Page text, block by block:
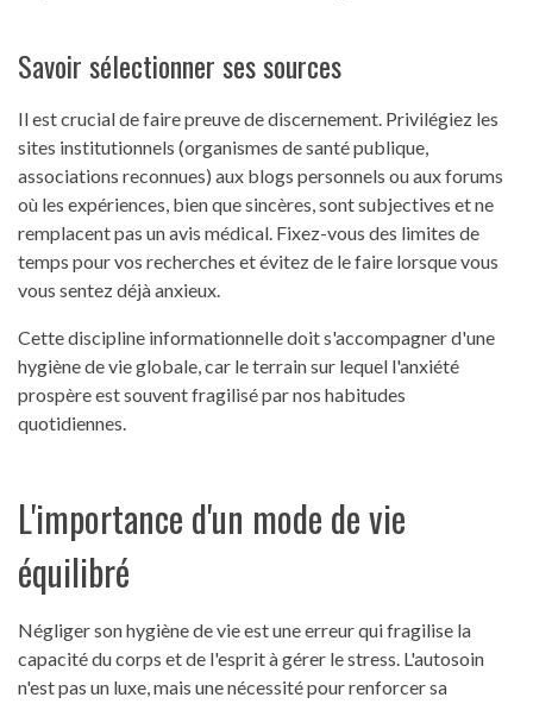
Savoir sélectionner ses sources
Il est crucial de faire preuve de discernement. Privilégiez les
sites institutionnels (organismes de santé publique,
associations reconnues) aux blogs personnels ou aux forums
où les expériences, bien que sincères, sont subjectives et ne
remplacent pas un avis médical. Fixez-vous des limites de
temps pour vos recherches et évitez de le faire lorsque vous
vous sentez déjà anxieux.
Cette discipline informationnelle doit s'accompagner d'une
hygiène de vie globale, car le terrain sur lequel l'anxiété
prospère est souvent fragilisé par nos habitudes
quotidiennes.
L'importance d'un mode de vie
équilibré
Négliger son hygiène de vie est une erreur qui fragilise la
capacité du corps et de l'esprit à gérer le stress. L'autosoin
n'est pas un luxe, mais une nécessité pour renforcer sa